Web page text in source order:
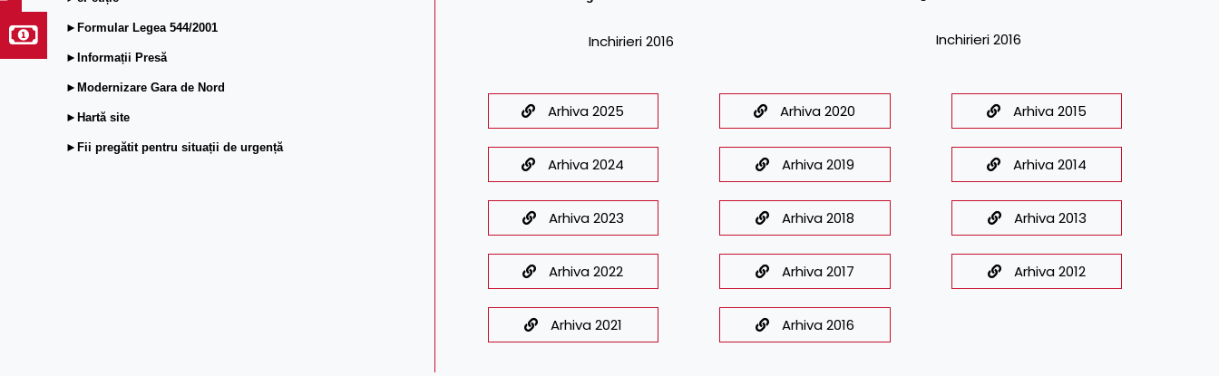
►Formular Legea 544/2001
►Informații Presă
►Modernizare Gara de Nord
►Hartă site
►Fii pregătit pentru situații de urgență
Inchirieri 2016 Inchirieri 2016
Arhiva 2025
Arhiva 2024
Arhiva 2023
Arhiva 2022
Arhiva 2021
Arhiva 2020
Arhiva 2019
Arhiva 2018
Arhiva 2017
Arhiva 2016
Arhiva 2015
Arhiva 2014
Arhiva 2013
Arhiva 2012